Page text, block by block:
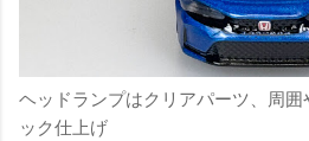
ヘッドランプはクリアパーツ、周
ック仕上げ